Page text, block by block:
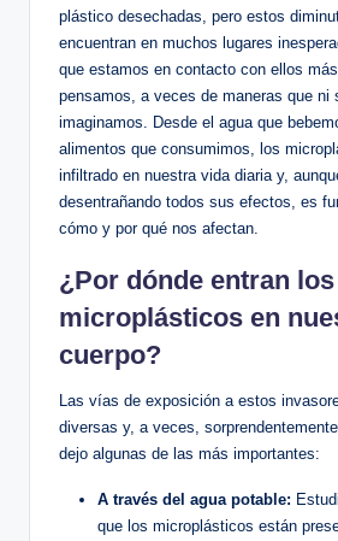
plástico desechadas, pero estos
encuentran en muchos lugares
que estamos en contacto con ellos
pensamos, a veces de maneras que ni
imaginamos. Desde el agua que
alimentos que consumimos, los
infiltrado en nuestra vida diaria y,
desentrañando todos sus efectos, es
cómo y por qué nos afectan.
¿Por dónde entran los
microplásticos en
cuerpo?
Las vías de exposición a estos
diversas y, a veces,
dejo algunas de las más importantes:
A través del agua potable:
que los microplásticos están